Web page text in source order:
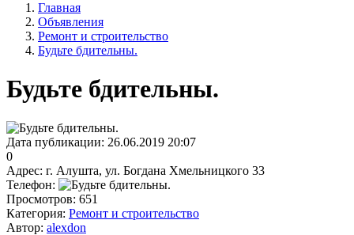
Главная
Объявления
Ремонт и строительство
Будьте бдительны.
Будьте бдительны.
Дата публикации: 26.06.2019 20:07
0
Адрес: г. Алушта, ул. Богдана Хмельницкого 33
Телефон:
Просмотров: 651
Категория: Ремонт и строительство
Автор: alexdon